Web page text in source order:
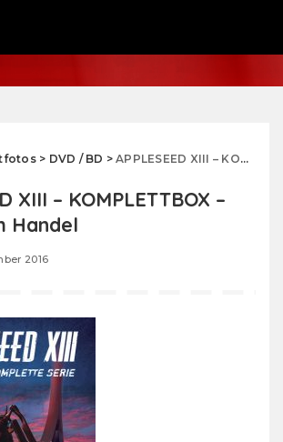
> DVD / BD >APPLESEED XIII – KOMPLETTBOX – Ab 16.12. im Handel
XIII – KOMPLETTBOX –
Handel
2016